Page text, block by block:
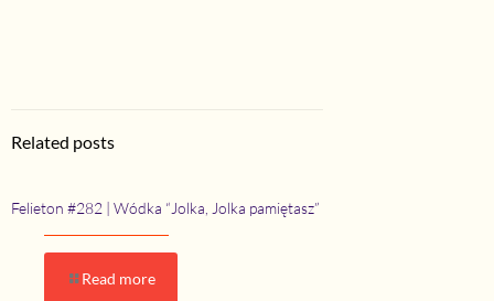
Related posts
Felieton #282 | Wódka “Jolka, Jolka pamiętasz”
Read more